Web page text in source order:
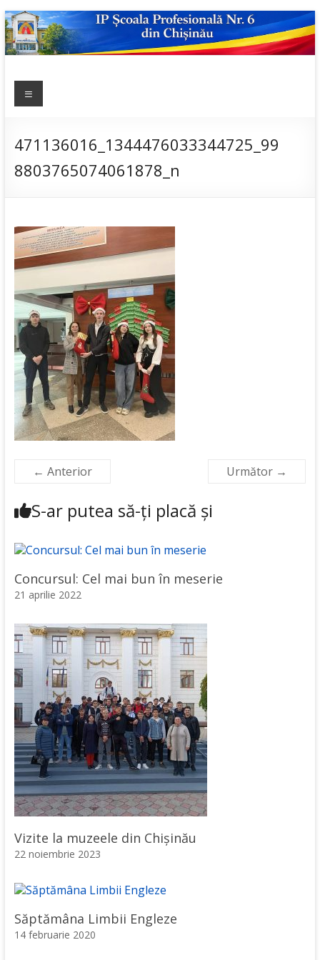
Skip
to
content
NR.6
scoala
nr.6; școală
admitere;
Meniu
471136016_1344476033344725_99
8803765074061878_n
← Anterior Următor →
S-ar putea să-ți placă și
Concursul: Cel mai bun în meserie
21 aprilie 2022
Vizite la muzeele din Chișinău
22 noiembrie 2023
Săptămâna Limbii Engleze
14 februarie 2020